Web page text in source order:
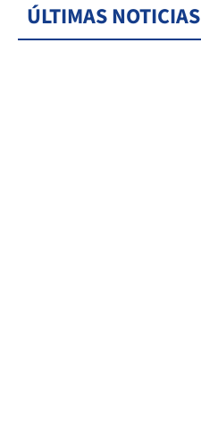
ÚLTIMAS NOTICIAS